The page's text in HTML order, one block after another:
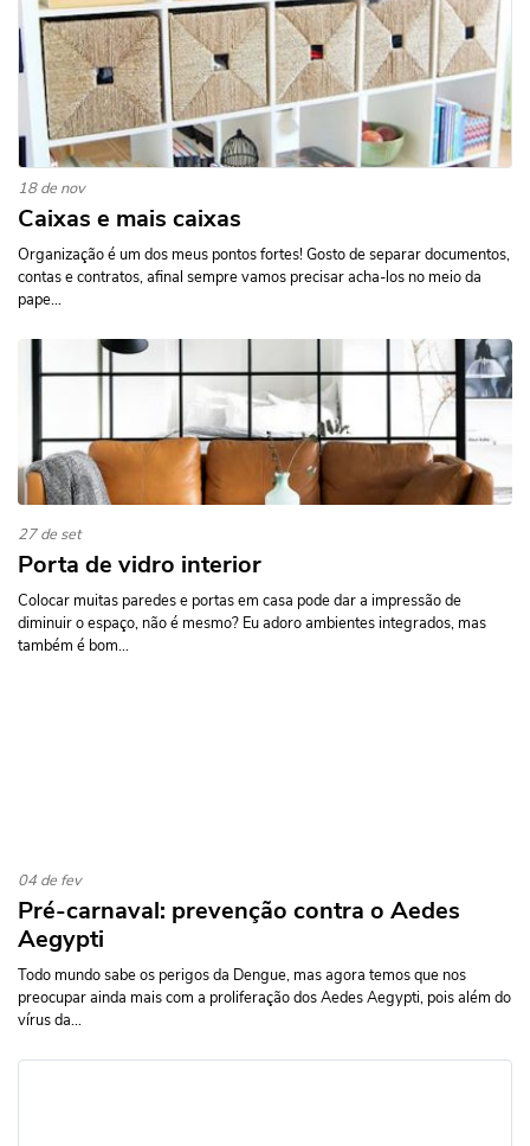
18 de nov
Caixas e mais caixas
Organização é um dos meus pontos fortes! Gosto de separar documentos,
contas e contratos, afinal sempre vamos precisar acha-los no meio da
pape...
27 de set
Porta de vidro interior
Colocar muitas paredes e portas em casa pode dar a impressão de
diminuir o espaço, não é mesmo? Eu adoro ambientes integrados, mas
também é bom...
04 de fev
Pré-carnaval: prevenção contra o Aedes
Aegypti
Todo mundo sabe os perigos da Dengue, mas agora temos que nos
preocupar ainda mais com a proliferação dos Aedes Aegypti, pois além do
vírus da...